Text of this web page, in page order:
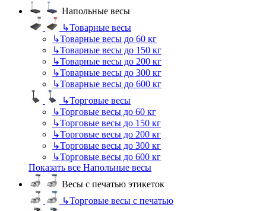
Напольные весы
↳Товарные весы
↳Товарные весы до 60 кг
↳Товарные весы до 150 кг
↳Товарные весы до 200 кг
↳Товарные весы до 300 кг
↳Товарные весы до 600 кг
↳Торговые весы
↳Торговые весы до 60 кг
↳Торговые весы до 150 кг
↳Торговые весы до 200 кг
↳Торговые весы до 300 кг
↳Торговые весы до 600 кг
Показать все Напольные весы
Весы с печатью этикеток
↳Торговые весы с печатью